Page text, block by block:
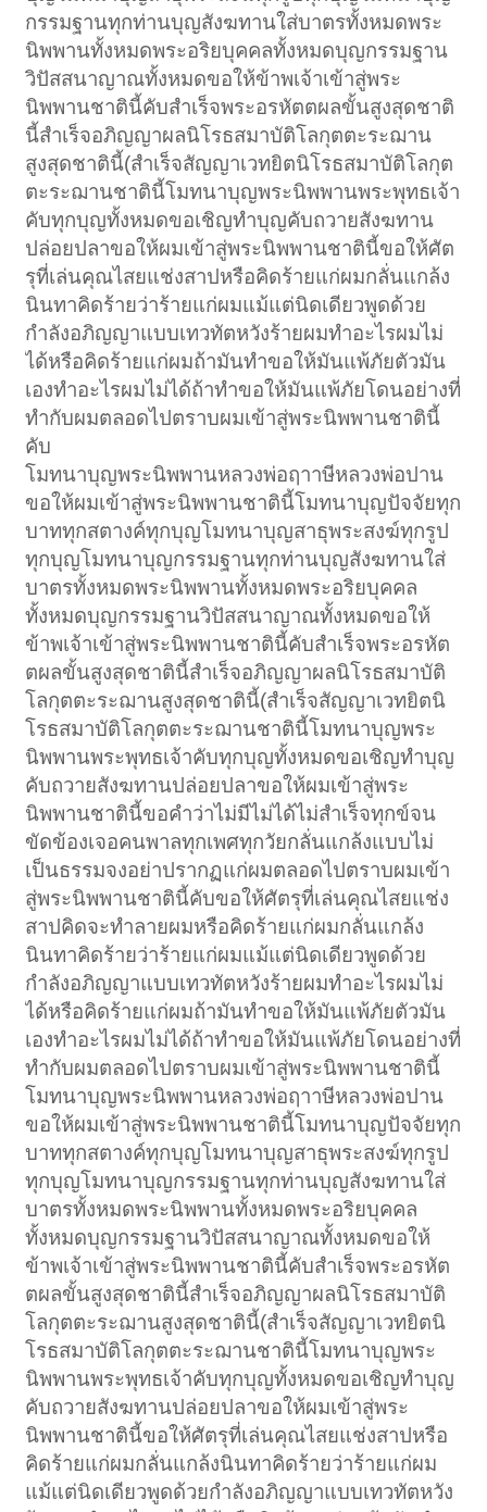
กรรมฐานทุกท่านบุญสังฆทานใส่บาตรทั้งหมดพระ
นิพพานทั้งหมดพระอริยบุคคลทั้งหมดบุญกรรมฐาน
วิปัสสนาญาณทั้งหมดขอให้ข้าพเจ้าเข้าสู่พระ
นิพพานชาตินี้คับสำเร็จพระอรหัตตผลขั้นสูงสุดชาติ
นี้สำเร็จอภิญญาผลนิโรธสมาบัติโลกุตตะระฌาน
สูงสุดชาตินี้(สำเร็จสัญญาเวทยิตนิโรธสมาบัติโลกุต
ตะระฌานชาตินี้โมทนาบุญพระนิพพานพระพุทธเจ้า
คับทุกบุญทั้งหมดขอเชิญทำบุญคับถวายสังฆทาน
ปล่อยปลาขอให้ผมเข้าสู่พระนิพพานชาตินี้ขอให้ศัต
รุที่เล่นคุณไสยแช่งสาปหรือคิดร้ายแก่ผมกลั่นแกล้ง
นินทาคิดร้ายว่าร้ายแก่ผมแม้แต่นิดเดียวพูดด้วย
กำลังอภิญญาแบบเทวทัตหวังร้ายผมทำอะไรผมไม่
ได้หรือคิดร้ายแก่ผมถ้ามันทำขอให้มันแพ้ภัยตัวมัน
เองทำอะไรผมไม่ได้ถ้าทำขอให้มันแพ้ภัยโดนอย่างที่
ทำกับผมตลอดไปตราบผมเข้าสู่พระนิพพานชาตินี้
คับ
โมทนาบุญพระนิพพานหลวงพ่อฤาาษีหลวงพ่อปาน
ขอให้ผมเข้าสู่พระนิพพานชาตินี้โมทนาบุญปัจจัยทุก
บาททุกสตางค์ทุกบุญโมทนาบุญสาธุพระสงฆ์ทุกรูป
ทุกบุญโมทนาบุญกรรมฐานทุกท่านบุญสังฆทานใส่
บาตรทั้งหมดพระนิพพานทั้งหมดพระอริยบุคคล
ทั้งหมดบุญกรรมฐานวิปัสสนาญาณทั้งหมดขอให้
ข้าพเจ้าเข้าสู่พระนิพพานชาตินี้คับสำเร็จพระอรหัต
ตผลขั้นสูงสุดชาตินี้สำเร็จอภิญญาผลนิโรธสมาบัติ
โลกุตตะระฌานสูงสุดชาตินี้(สำเร็จสัญญาเวทยิตนิ
โรธสมาบัติโลกุตตะระฌานชาตินี้โมทนาบุญพระ
นิพพานพระพุทธเจ้าคับทุกบุญทั้งหมดขอเชิญทำบุญ
คับถวายสังฆทานปล่อยปลาขอให้ผมเข้าสู่พระ
นิพพานชาตินี้ขอคำว่าไม่มีไม่ได้ไม่สำเร็จทุกข์จน
ขัดข้องเจอคนพาลทุกเพศทุกวัยกลั่นแกล้งแบบไม่
เป็นธรรมจงอย่าปรากฏแก่ผมตลอดไปตราบผมเข้า
สู่พระนิพพานชาตินี้คับขอให้ศัตรุที่เล่นคุณไสยแช่ง
สาปคิดจะทำลายผมหรือคิดร้ายแก่ผมกลั่นแกล้ง
นินทาคิดร้ายว่าร้ายแก่ผมแม้แต่นิดเดียวพูดด้วย
กำลังอภิญญาแบบเทวทัตหวังร้ายผมทำอะไรผมไม่
ได้หรือคิดร้ายแก่ผมถ้ามันทำขอให้มันแพ้ภัยตัวมัน
เองทำอะไรผมไม่ได้ถ้าทำขอให้มันแพ้ภัยโดนอย่างที่
ทำกับผมตลอดไปตราบผมเข้าสู่พระนิพพานชาตินี้
โมทนาบุญพระนิพพานหลวงพ่อฤาาษีหลวงพ่อปาน
ขอให้ผมเข้าสู่พระนิพพานชาตินี้โมทนาบุญปัจจัยทุก
บาททุกสตางค์ทุกบุญโมทนาบุญสาธุพระสงฆ์ทุกรูป
ทุกบุญโมทนาบุญกรรมฐานทุกท่านบุญสังฆทานใส่
บาตรทั้งหมดพระนิพพานทั้งหมดพระอริยบุคคล
ทั้งหมดบุญกรรมฐานวิปัสสนาญาณทั้งหมดขอให้
ข้าพเจ้าเข้าสู่พระนิพพานชาตินี้คับสำเร็จพระอรหัต
ตผลขั้นสูงสุดชาตินี้สำเร็จอภิญญาผลนิโรธสมาบัติ
โลกุตตะระฌานสูงสุดชาตินี้(สำเร็จสัญญาเวทยิตนิ
โรธสมาบัติโลกุตตะระฌานชาตินี้โมทนาบุญพระ
นิพพานพระพุทธเจ้าคับทุกบุญทั้งหมดขอเชิญทำบุญ
คับถวายสังฆทานปล่อยปลาขอให้ผมเข้าสู่พระ
นิพพานชาตินี้ขอให้ศัตรุที่เล่นคุณไสยแช่งสาปหรือ
คิดร้ายแก่ผมกลั่นแกล้งนินทาคิดร้ายว่าร้ายแก่ผม
แม้แต่นิดเดียวพูดด้วยกำลังอภิญญาแบบเทวทัตหวัง